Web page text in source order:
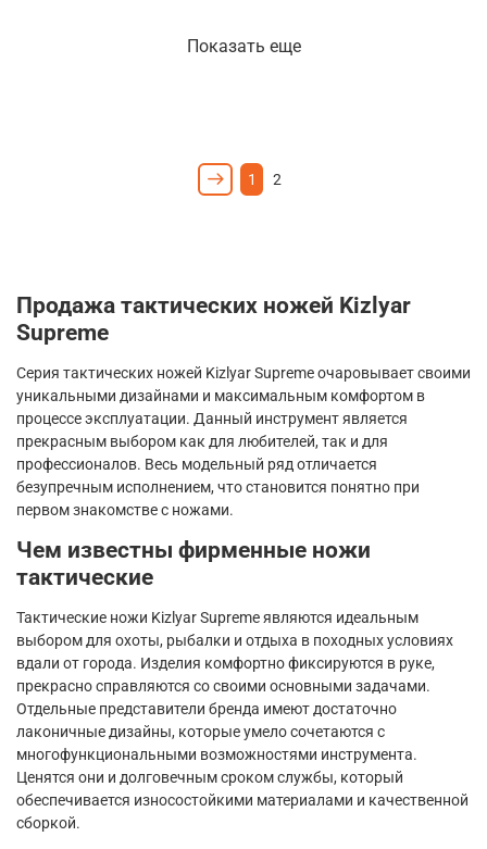
Показать еще
1 2
Продажа тактических ножей Kizlyar
Supreme
Серия тактических ножей KizlyarSupremeочаровывает своими
уникальными дизайнами и максимальным комфортом в
процессе эксплуатации. Данный инструмент является
прекрасным выбором как для любителей, так и для
профессионалов. Весь модельный ряд отличается
безупречным исполнением, что становится понятно при
первом знакомстве с ножами.
Чем известны фирменные ножи
тактические
Тактические ножи KizlyarSupremeявляются идеальным
выбором для охоты, рыбалки и отдыха в походных условиях
вдали от города. Изделия комфортно фиксируются в руке,
прекрасно справляются со своими основными задачами.
Отдельные представители бренда имеют достаточно
лаконичные дизайны, которые умело сочетаются с
многофункциональными возможностями инструмента.
Ценятся они и долговечным сроком службы, который
обеспечивается износостойкими материалами и качественной
сборкой.